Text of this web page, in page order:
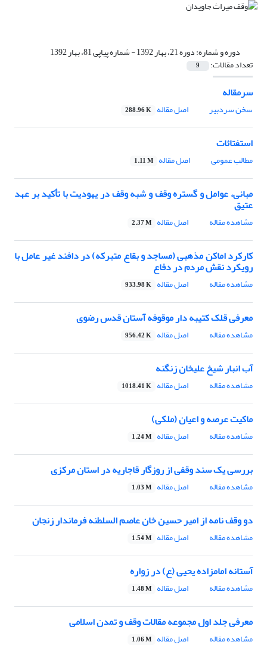
دوره و شماره:دوره 21، بهار 1392 - شماره پیاپی 81، بهار 1392
تعداد مقالات: 9
سرمقاله
سخن سردبیر اصل مقاله 288.96 K
استفتائات
مطالب عمومی اصل مقاله 1.11 M
مبانی، عوامل و گستره وقف و شبه وقف در یهودیت با تأکید بر عهد
عتیق
مشاهده مقاله اصل مقاله 2.37 M
کارکرد اماکن مذهبی (مساجد و بقاع متبرکه) در دافند غیر عامل با
رویکرد نقش مردم در دفاع
مشاهده مقاله اصل مقاله 933.98 K
معرفی قلک کتیبه دار موقوفه آستان قدس رضوی
مشاهده مقاله اصل مقاله 956.42 K
آب انبار شیخ علیخان زنگنه
مشاهده مقاله اصل مقاله 1018.41 K
ماکیت عرصه و اعیان (ملکی)
مشاهده مقاله اصل مقاله 1.24 M
بررسی یک سند وقفی از روزگار قاجاریه در استان مرکزی
مشاهده مقاله اصل مقاله 1.03 M
دو وقف نامه از امیر حسین خان عاصم السلطنه فرماندار زنجان
مشاهده مقاله اصل مقاله 1.54 M
آستانه امامزاده یحیی (ع) در زواره
مشاهده مقاله اصل مقاله 1.48 M
معرفی جلد اول مجموعه مقالات وقف و تمدن اسلامی
مشاهده مقاله اصل مقاله 1.06 M